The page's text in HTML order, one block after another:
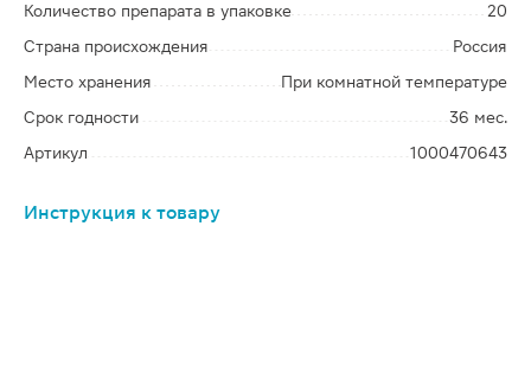
Количество препарата в упаковке
20
Страна происхождения
Россия
Место хранения
При комнатной температуре
Срок годности
36 мес.
Артикул
1000470643
Инструкция к товару